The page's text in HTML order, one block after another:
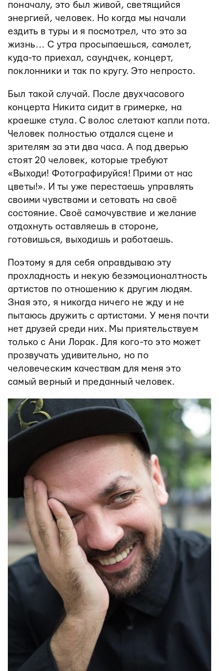
поначалу, это был живой, светящийся
энергией, человек. Но когда мы начали
ездить в туры и я посмотрел, что это за
жизнь… С утра просыпаешься, самолет,
куда-то приехал, саундчек, концерт,
поклонники и так по кругу. Это непросто.
Был такой случай. После двухчасового
концерта Никита сидит в гримерке, на
краешке стула. С волос слетают капли пота.
Человек полностью отдался сцене и
зрителям за эти два часа. А под дверью
стоят 20 человек, которые требуют
«Выходи! Фотографируйся! Прими от нас
цветы!». И ты уже перестаешь управлять
своими чувствами и сетовать на своё
состояние. Своё самочувствие и желание
отдохнуть оставляешь в стороне,
готовишься, выходишь и работаешь.
Поэтому я для себя оправдываю эту
прохладность и некую безэмоционалтность
артистов по отношению к другим людям.
Зная это, я никогда ничего не жду и не
пытаюсь дружить с артистами. У меня почти
нет друзей среди них. Мы приятельствуем
только с Ани Лорак. Для кого-то это может
прозвучать удивительно, но по
человеческим качествам для меня это
самый верный и преданный человек.